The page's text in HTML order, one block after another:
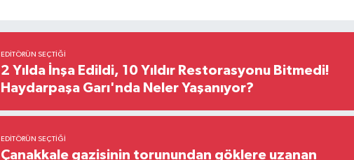
EDITÖRÜN SEÇTIĞI
2 Yılda İnşa Edildi, 10 Yıldır Restorasyonu Bitmedi!
Haydarpaşa Garı'nda Neler Yaşanıyor?
EDITÖRÜN SEÇTIĞI
Çanakkale gazisinin torunundan göklere uzanan